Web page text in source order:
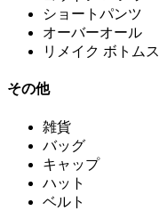
ショートパンツ
オーバーオール
リメイク ボトムス
その他
雑貨
バッグ
キャップ
ハット
ベルト